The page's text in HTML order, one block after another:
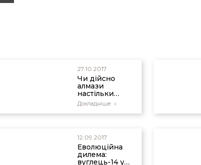
27.10.2017
Чи дійсно
алмази
настільки
старі?
Докладніше
12.09.2017
Еволюційна
дилема:
вуглець-14 у